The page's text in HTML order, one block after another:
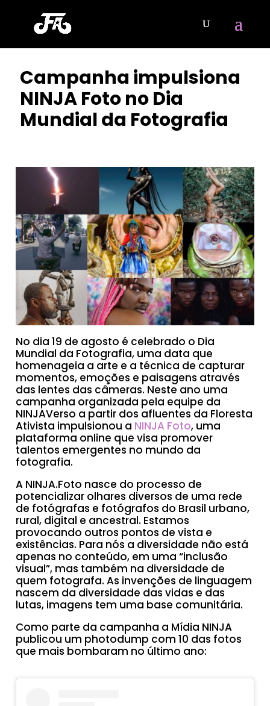
Campanha impulsiona
NINJA Foto no Dia
Mundial da Fotografia
No dia 19 de agosto é celebrado o Dia
Mundial da Fotografia, uma data que
homenageia a arte e a técnica de capturar
momentos, emoções e paisagens através
das lentes das câmeras. Neste ano uma
campanha organizada pela equipe da
NINJAVerso a partir dos afluentes da Floresta
Ativista impulsionou a NINJA Foto, uma
plataforma online que visa promover
talentos emergentes no mundo da
fotografia.
A NINJA.Foto nasce do processo de
potencializar olhares diversos de uma rede
de fotógrafas e fotógrafos do Brasil urbano,
rural, digital e ancestral. Estamos
provocando outros pontos de vista e
existências. Para nós a diversidade não está
apenas no conteúdo, em uma “inclusão
visual”, mas também na diversidade de
quem fotografa. As invenções de linguagem
nascem da diversidade das vidas e das
lutas, imagens tem uma base comunitária.
Como parte da campanha a Mídia NINJA
publicou um photodump com 10 das fotos
que mais bombaram no último ano: